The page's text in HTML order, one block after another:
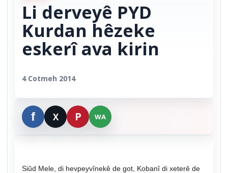
Li derveyê PYD
Kurdan hêzeke
eskerî ava kirin
4 Cotmeh 2014
Siûd Mele, di hevpeyvînekê de got, Kobanî di xeterê de